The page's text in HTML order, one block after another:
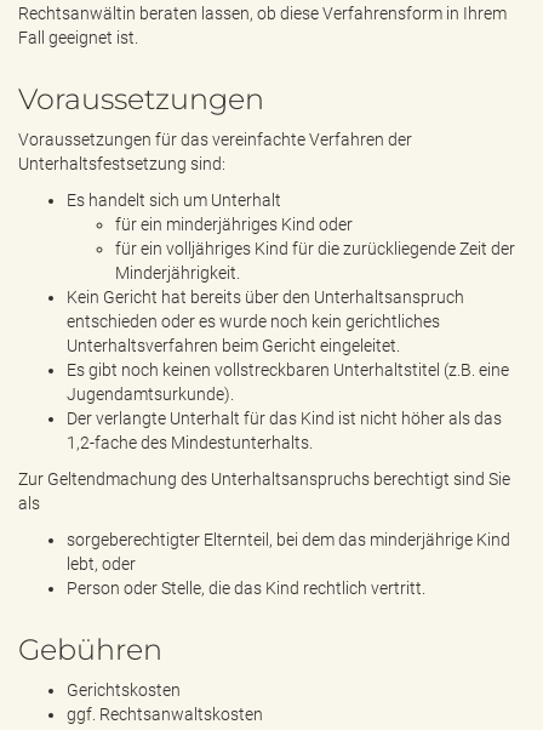
Rechtsanwältin beraten lassen, ob diese Verfahrensform in Ihrem
Fall geeignet ist.
Voraussetzungen
Voraussetzungen für das vereinfachte Verfahren der
Unterhaltsfestsetzung sind:
Es handelt sich um Unterhalt
für ein minderjähriges Kind oder
für ein volljähriges Kind für die zurückliegende Zeit der
Minderjährigkeit.
Kein Gericht hat bereits über den Unterhaltsanspruch
entschieden oder es wurde noch kein gerichtliches
Unterhaltsverfahren beim Gericht eingeleitet.
Es gibt noch keinen vollstreckbaren Unterhaltstitel (z.B. eine
Jugendamtsurkunde).
Der verlangte Unterhalt für das Kind ist nicht höher als das
1,2-fache des Mindestunterhalts.
Zur Geltendmachung des Unterhaltsanspruchs berechtigt sind Sie
als
sorgeberechtigter Elternteil, bei dem das minderjährige Kind
lebt, oder
Person oder Stelle, die das Kind rechtlich vertritt.
Gebühren
Gerichtskosten
ggf. Rechtsanwaltskosten